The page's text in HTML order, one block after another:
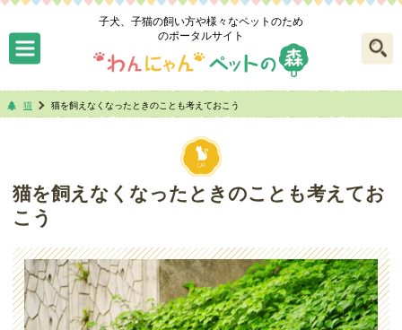
子犬、子猫の飼い方や様々なペットのため
のポータルサイト
猫 猫を飼えなくなったときのことも考えておこう
猫を飼えなくなったときのことも考えてお
こう